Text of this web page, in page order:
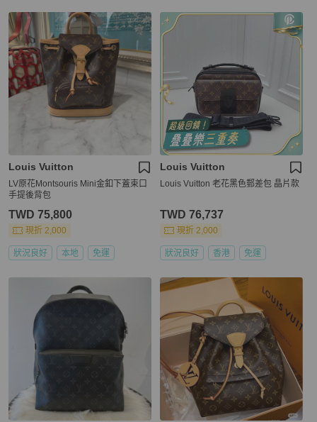
Louis Vuitton
LV原花Montsouris Mini金釦下蓋束口
手提後背包
TWD 75,800
現折 2,000
狀況良好 本地 免運
Louis Vuitton
Louis Vuitton 老花黑色郵差包 晶片款
TWD 76,737
現折 2,000
狀況良好 香港 免運